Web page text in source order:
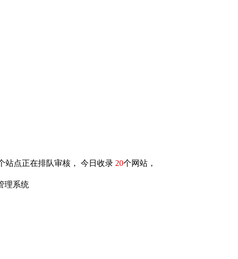
站点正在排队审核， 今日收录 20个网站，
理系统